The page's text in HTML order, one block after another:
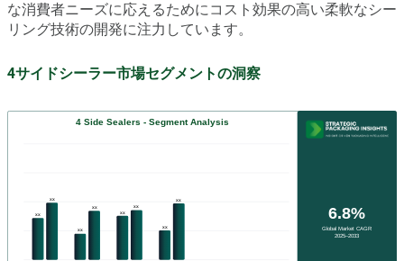
な消費者ニーズに応えるためにコスト効果の高い柔軟なシー
リング技術の開発に注力しています。
4サイドシーラー市場セグメントの洞察